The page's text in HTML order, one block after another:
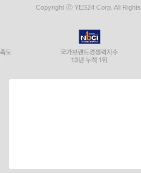
Copyright ⓒ YES24 Corp. All